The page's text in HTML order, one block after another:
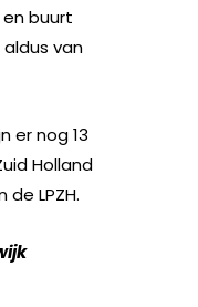
buurt
van
er nog 13
Holland
LPZH.